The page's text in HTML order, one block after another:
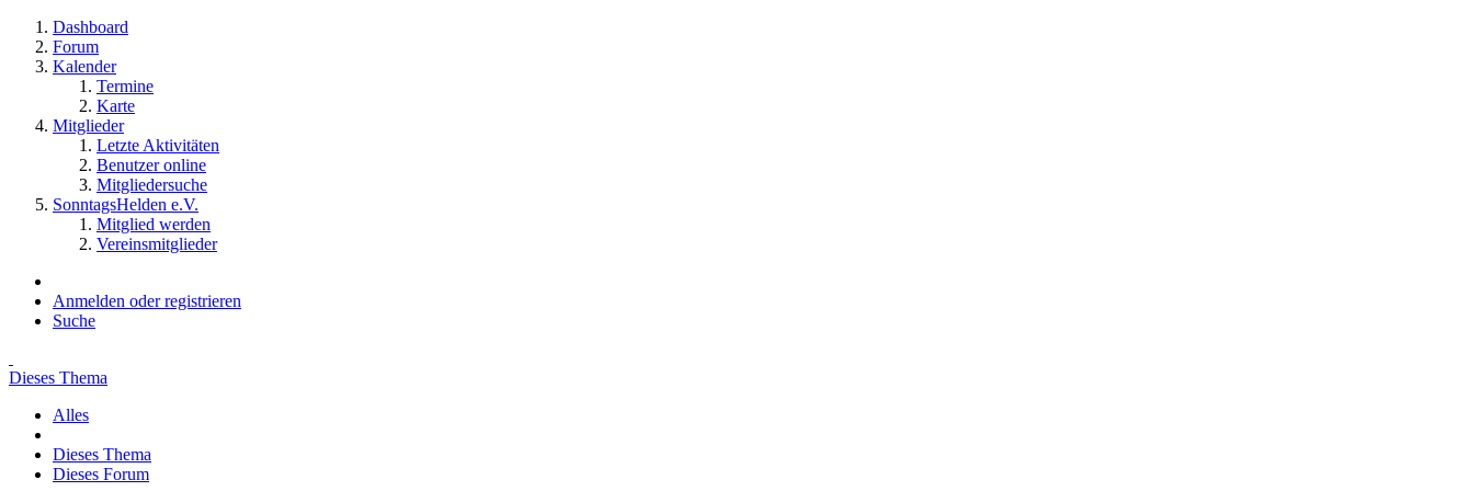
Dashboard
Forum
Kalender
Termine
Karte
Mitglieder
Letzte Aktivitäten
Benutzer online
Mitgliedersuche
SonntagsHelden e.V.
Mitglied werden
Vereinsmitglieder
Anmelden oder registrieren
Suche
Dieses Thema
Alles
Dieses Thema
Dieses Forum